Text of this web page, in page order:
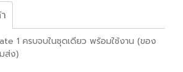
1 ครบจบในชุดเดียว พร้อมใช้งาน (ของ
ส่ง)